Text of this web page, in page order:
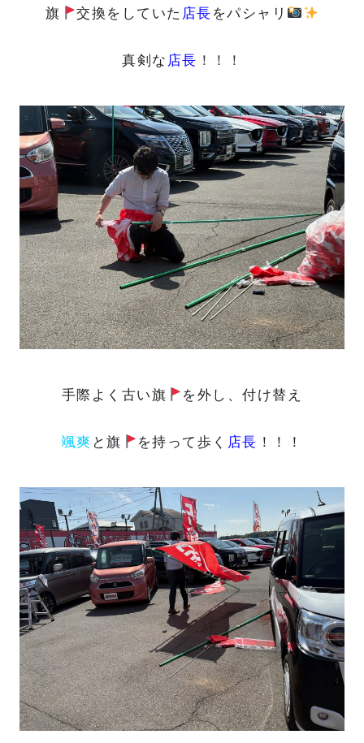
旗 交換をしていた 店長 をパシャリ
真剣な 店長 ！！！
手際よく 古い旗 を外し、付け替え
颯爽 と旗 を持って歩く 店長 ！！！